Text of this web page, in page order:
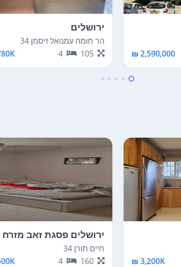
2,590,000 ₪
ירושלים
הר חומה עמנואל זיסמן 34
105
4
₪
3,200K ₪
ירושלים פסגת זאב מזרח
חיים תורן 34
160
4
₪